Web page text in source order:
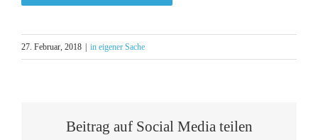
27. Februar, 2018 in eigener Sache
Beitrag auf Social Media teilen